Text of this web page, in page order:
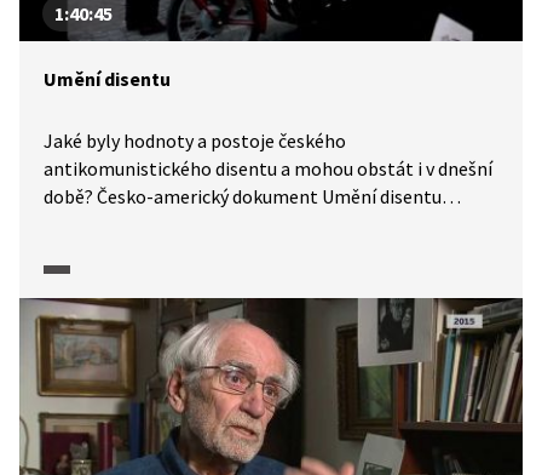
1:40:45
Umění disentu
Jaké byly hodnoty a postoje českého
antikomunistického disentu a mohou obstát i v dnešní
době? Česko-americký dokument Umění disentu
exkluzivních archivních materiálů a unikátních
rozhovorů s osobnostmi světového významu.